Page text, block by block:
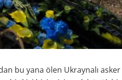
bu yana ölen Ukraynalı asker